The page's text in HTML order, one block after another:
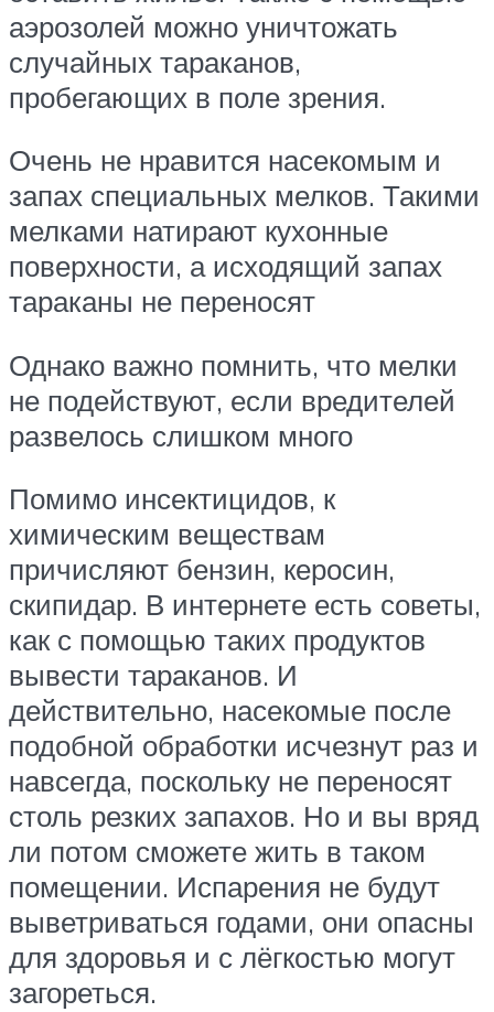
аэрозолей можно уничтожать
случайных тараканов,
пробегающих в поле зрения.
Очень не нравится насекомым и
запах специальных мелков. Такими
мелками натирают кухонные
поверхности, а исходящий запах
тараканы не переносят
Однако важно помнить, что мелки
не подействуют, если вредителей
развелось слишком много
Помимо инсектицидов, к
химическим веществам
причисляют бензин, керосин,
скипидар. В интернете есть советы,
как с помощью таких продуктов
вывести тараканов. И
действительно, насекомые после
подобной обработки исчезнут раз и
навсегда, поскольку не переносят
столь резких запахов. Но и вы вряд
ли потом сможете жить в таком
помещении. Испарения не будут
выветриваться годами, они опасны
для здоровья и с лёгкостью могут
загореться.